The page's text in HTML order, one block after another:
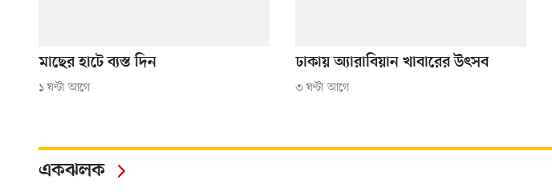
মাছের হাটে ব্যস্ত দিন
১ ঘণ্টা আগে
ঢাকায় অ্যারাবিয়ান খাবারের উৎসব
৩ ঘণ্টা আগে
একঝলক